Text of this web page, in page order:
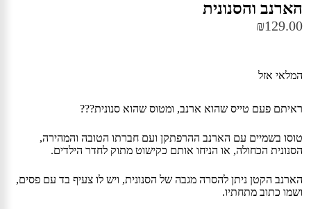
הארנב והסנונית
₪129.00
המלאי אזל
ראיתם פעם טייס שהוא ארנב, ומטוס שהוא סנונית???
טוסו בשמיים עם הארנב ההרפתקן ועם חברתו הטובה והמהירה,
הסנונית הכחולה, או הניחו אותם כקישוט מתוק לחדר הילדים.
הארנב הקטן ניתן להסרה מגבה של הסנונית, ויש לו צעיף בד עם פסים,
ושמו כתוב מתחתיו.